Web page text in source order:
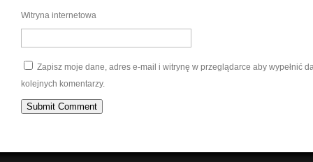
Witryna internetowa
Zapisz moje dane, adres e-mail i witrynę w przeglądarce aby wypełnić
kolejnych komentarzy.